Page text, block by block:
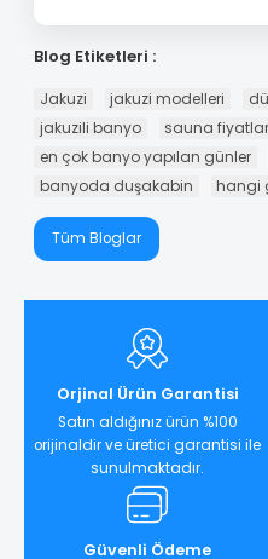
Blog Etiketleri :
Jakuzi jakuzi modelleri
jakuzili banyo
sauna
en çok banyo yapılan günler
banyoda duşakabin
hangi
Tüm Bloglar
Orjinal Ürün Garantisi
Satın aldığınız ürün %100
orijinaldir ve üretici garantisi ile
sunulmaktadır.
Güvenli Ödeme